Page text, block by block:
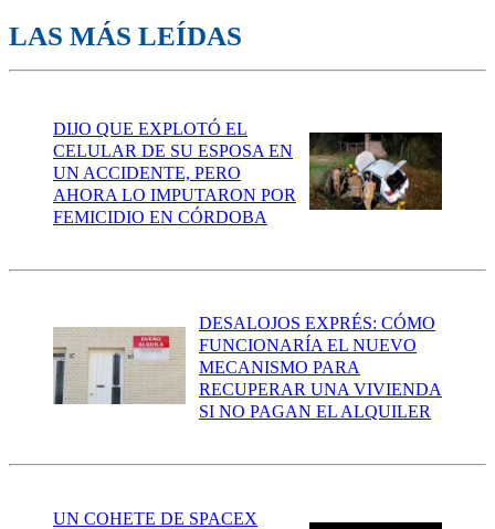
LAS MÁS LEÍDAS
DIJO QUE EXPLOTÓ EL
CELULAR DE SU ESPOSA EN
UN ACCIDENTE, PERO
AHORA LO IMPUTARON POR
FEMICIDIO EN CÓRDOBA
DESALOJOS EXPRÉS: CÓMO
FUNCIONARÍA EL NUEVO
MECANISMO PARA
RECUPERAR UNA VIVIENDA
SI NO PAGAN EL ALQUILER
UN COHETE DE SPACEX